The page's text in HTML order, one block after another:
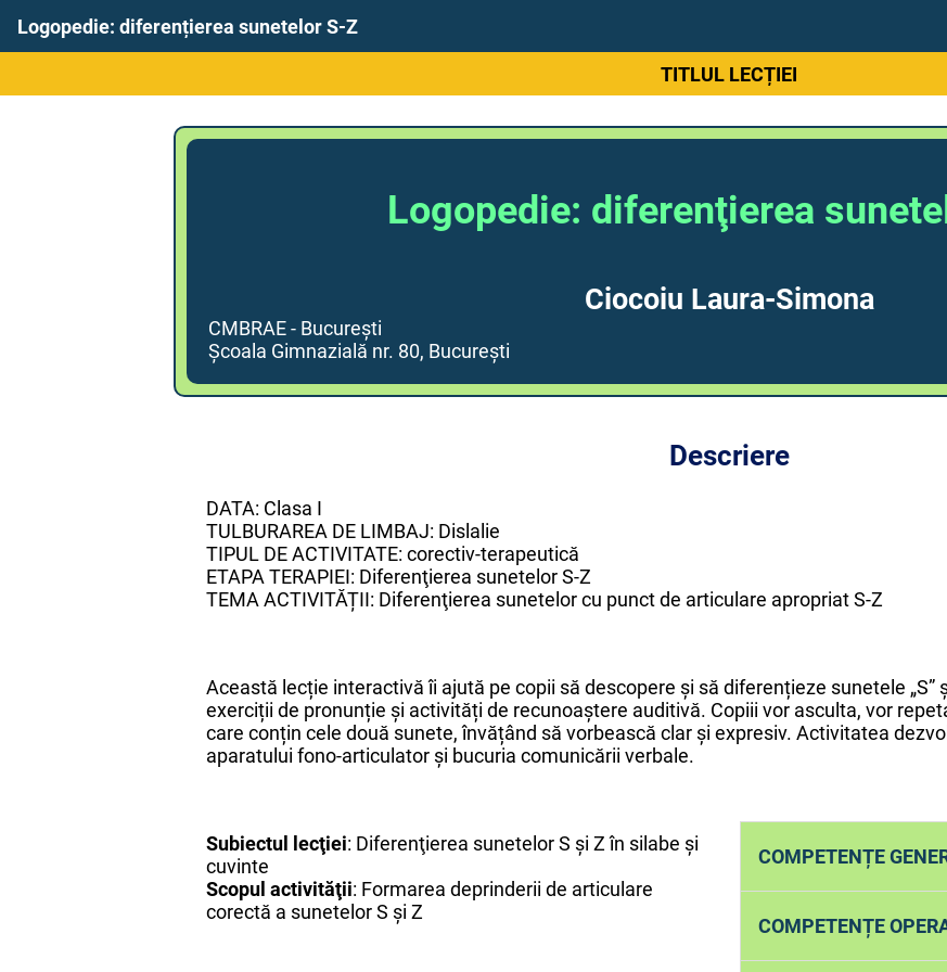
Logopedie: diferențierea sunetelor S-Z
TITLUL LECȚIEI
Logopedie: diferenţierea
Ciocoiu Laura-Simona
CMBRAE - București
Școala Gimnazială nr. 80, București
Descriere
DATA: Clasa I
TULBURAREA DE LIMBAJ: Dislalie
TIPUL DE ACTIVITATE: corectiv-terapeutică
ETAPA TERAPIEI: Diferenţierea sunetelor S-Z
TEMA ACTIVITĂȚII: Diferenţierea sunetelor cu punct de articulare apropriat S-Z
Această lecție interactivă îi ajută pe copii să descopere și să diferențieze sunetele „S”
exerciții de pronunție și activități de recunoaștere auditivă. Copiii vor asculta, vor
care conțin cele două sunete, învățând să vorbească clar și expresiv. Activitatea
aparatului fono-articulator și bucuria comunicării verbale.
Subiectul lecţiei: Diferenţierea sunetelor S și Z în silabe și
cuvinte
Scopul activităţii: Formarea deprinderii de articulare
corectă a sunetelor S și Z
COMPETENȚE
Diferențierea
silabe directe și
și Z, cuvinte
COMPETENȚE